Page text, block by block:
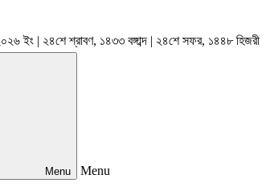
ইং | ২৪শে শ্রাবণ, ১৪৩৩ বঙ্গাব্দ | ২৪শে সফর, ১৪৪৮ হিজরী
Menu Menu